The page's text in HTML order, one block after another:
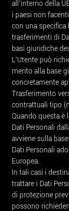
all’interno della
i paesi non
con una specifica
trasferimenti di
basi giuridiche
L’Utente può
merito alla base
concretamente
Trasferimento
contrattuali tipo
Quando questa è
Dati Personali
avviene sulla
Dati Personali
Europea.
In tali casi i
trattare i Dati
di protezione
possono